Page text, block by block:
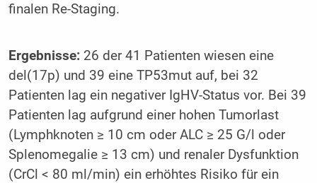
finalen Re-Staging.
Ergebnisse:26 der 41 Patienten wiesen eine
del(17p) und 39 eine TP53mut auf, bei 32
Patienten lag ein negativer IgHV-Status vor. Bei 39
Patienten lag aufgrund einer hohen Tumorlast
(Lymphknoten ≥ 10 cm oder ALC ≥ 25 G/l oder
Splenomegalie ≥ 13 cm) und renaler Dysfunktion
(CrCl < 80 ml/min) ein erhöhtes Risiko für ein